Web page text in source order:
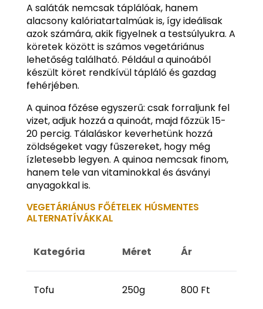
A saláták nemcsak táplálóak, hanem
alacsony kalóriatartalmúak is, így ideálisak
azok számára, akik figyelnek a testsúlyukra. A
köretek között is számos vegetáriánus
lehetőség található. Például a quinoából
készült köret rendkívül tápláló és gazdag
fehérjében.
A quinoa főzése egyszerű: csak forraljunk fel
vizet, adjuk hozzá a quinoát, majd főzzük 15-
20 percig. Tálaláskor keverhetünk hozzá
zöldségeket vagy fűszereket, hogy még
ízletesebb legyen. A quinoa nemcsak finom,
hanem tele van vitaminokkal és ásványi
anyagokkal is.
VEGETÁRIÁNUS FŐÉTELEK HÚSMENTES
ALTERNATÍVÁKKAL
Kategória Méret Ár
Tofu 250g 800 Ft